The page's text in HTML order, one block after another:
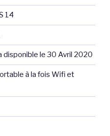
14
disponible le 30 Avril 2020
à la fois Wifi et